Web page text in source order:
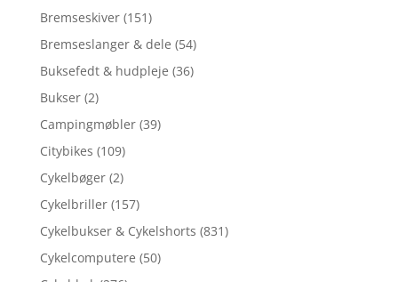
Bremseskiver (151)
Bremseslanger & dele (54)
Buksefedt & hudpleje (36)
Bukser (2)
Campingmøbler (39)
Citybikes (109)
Cykelbøger (2)
Cykelbriller (157)
Cykelbukser & Cykelshorts (831)
Cykelcomputere (50)